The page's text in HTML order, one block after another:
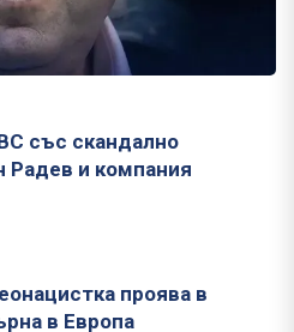
със скандално
и компания
проява в
в Европа